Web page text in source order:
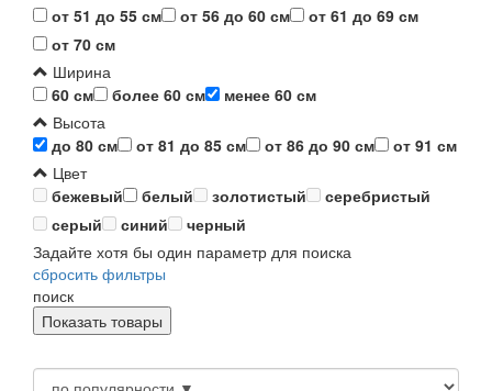
от 51 до 55 см
от 56 до 60 см
от 61 до 69 см
от 70 см
Ширина
60 см
более 60 см
менее 60 см
Высота
до 80 см
от 81 до 85 см от 86 до 90 см
от 91 см
Цвет
бежевый
белый золотистый
серебристый
серый
синий
черный
Задайте хотя бы один параметр для поиска
сбросить фильтры
поиск